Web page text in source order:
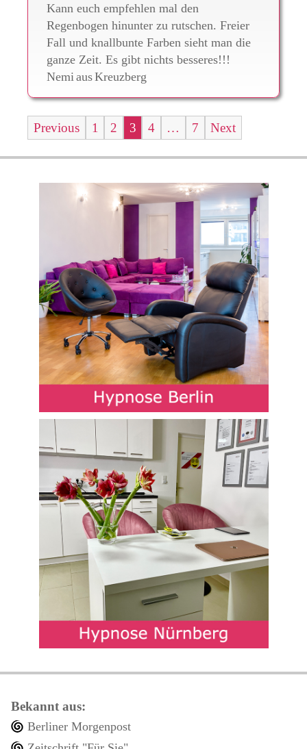
Kann euch empfehlen mal den
Regenbogen hinunter zu rutschen. Freier
Fall und knallbunte Farben sieht man die
ganze Zeit. Es gibt nichts besseres!!!
Nemi ausKreuzberg
Previous Seite
1 Seite
2 Seite
3 Seite
4 … Seite
7 Next
Bekannt aus:
Berliner Morgenpost